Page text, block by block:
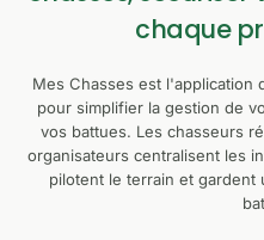
chaque
Mes Chasses est l'application
pour simplifier la gestion de
vos battues. Les chasseurs
organisateurs centralisent les
pilotent le terrain et gardent